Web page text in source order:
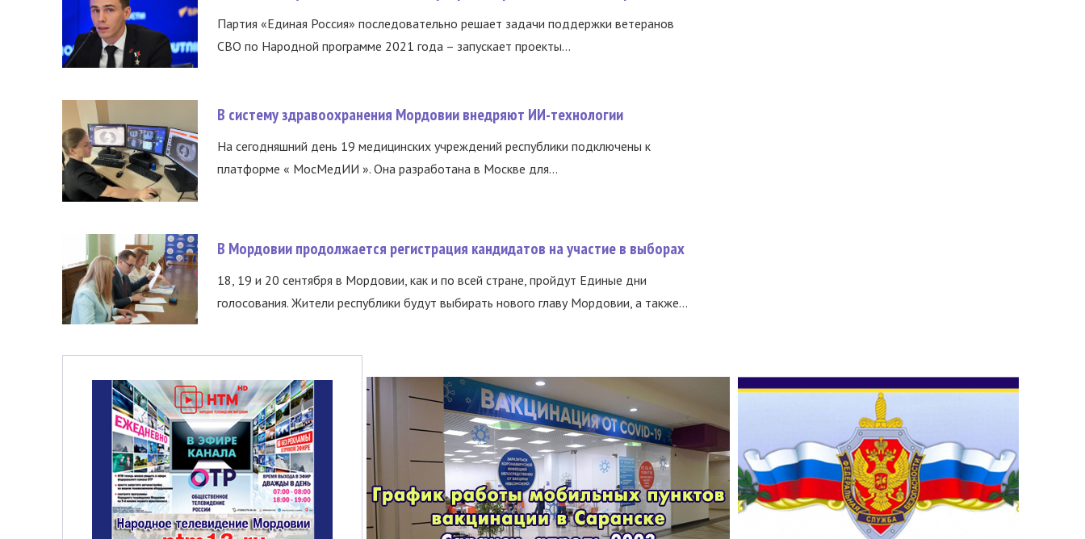
Партия «Единая Россия» последовательно решает задачи поддержки ветеранов
СВО по Народной программе 2021 года – запускает проекты...
В систему здравоохранения Мордовии внедряют ИИ-технологии
На сегодняшний день 19 медицинских учреждений республики подключены к
платформе « МосМедИИ ». Она разработана в Москве для...
В Мордовии продолжается регистрация кандидатов на участие в выборах
18, 19 и 20 сентября в Мордовии, как и по всей стране, пройдут Единые дни
голосования. Жители республики будут выбирать нового главу Мордовии, а также...